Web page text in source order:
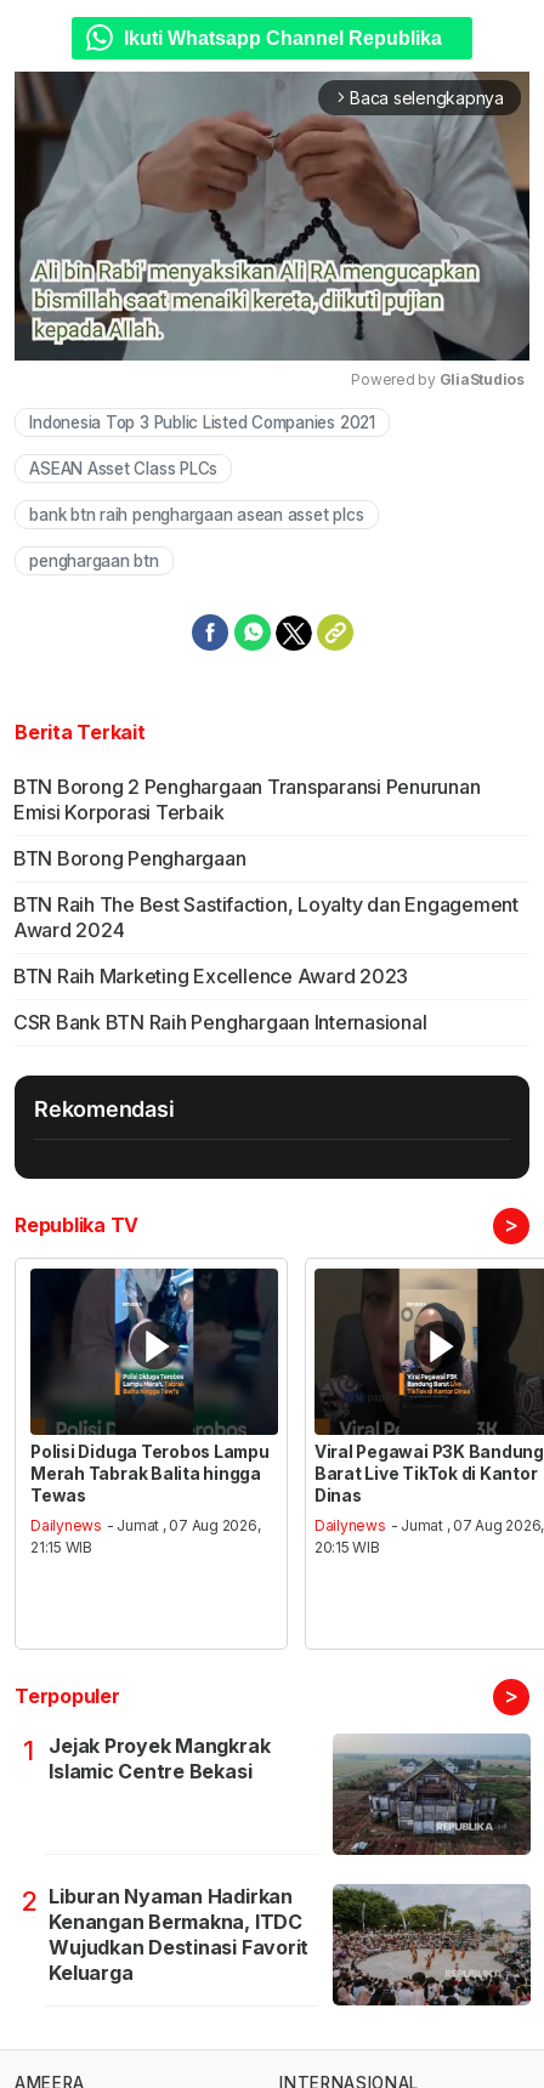
Ikuti Whatsapp Channel Republika
arrow_forward_ios Baca selengkapnya
Powered by GliaStudios
Indonesia Top 3 Public Listed Companies 2021
ASEAN Asset Class PLCs
bank btn raih penghargaan asean asset plcs
penghargaan btn
Berita Terkait
BTN Borong 2 Penghargaan Transparansi Penurunan
Emisi Korporasi Terbaik
BTN Borong Penghargaan
BTN Raih The Best Sastifaction, Loyalty dan Engagement
Award 2024
BTN Raih Marketing Excellence Award 2023
CSR Bank BTN Raih Penghargaan Internasional
Rekomendasi
Republika TV >
Polisi Diduga Terobos Lampu
Merah Tabrak Balita hingga
Tewas
Dailynews - Jumat , 07 Aug 2026,
21:15 WIB
Viral Pegawai P3K Bandung
Barat Live TikTok di Kantor
Dinas
Dailynews - Jumat , 07 Aug 2026,
20:15 WIB
Terpopuler >
1
Jejak Proyek Mangkrak
Islamic Centre Bekasi
2 Liburan Nyaman Hadirkan
Kenangan Bermakna, ITDC
Wujudkan Destinasi Favorit
Keluarga
AMEERA INTERNASIONAL